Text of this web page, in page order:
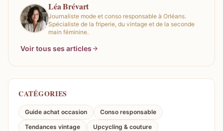
Léa Brévart
Journaliste mode et conso responsable à Orléans.
Spécialiste de la friperie, du vintage et de la seconde
main féminine.
Voir tous ses articles
CATÉGORIES
Guide achat occasion
Conso responsable
Tendances vintage
Upcycling & couture